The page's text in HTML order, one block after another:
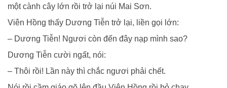
một cành cây lớn rồi trở lại núi Mai Sơn.
Viên Hồng thấy Dương Tiễn trở lại, liền gọi lớn:
– Dương Tiễn! Ngươi còn đến đây nạp mình sao?
Dương Tiễn cười ngất, nói:
– Thôi rồi! Lần này thì chắc ngươi phải chết.